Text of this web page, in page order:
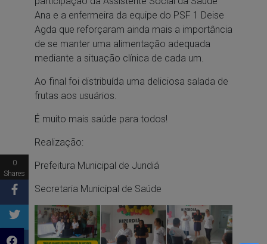
Ana e a enfermeira da equipe do PSF 1 Deise
Agda que reforçaram ainda mais a importância
de se manter uma alimentação adequada
mediante a situação clínica de cada um.
Ao final foi distribuída uma deliciosa salada de
frutas aos usuários.
É muito mais saúde para todos!
Realização:
Prefeitura Municipal de Jundiá
Secretaria Municipal de Saúde
0
Shares